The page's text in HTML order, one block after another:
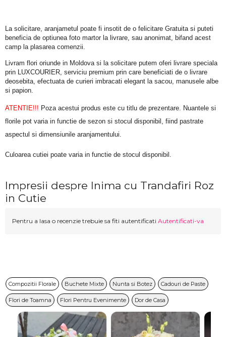
La solicitare, aranjametul poate fi insotit de o felicitare Gratuita si puteti
beneficia de optiunea foto martor la livrare, sau anonimat, bifand acest
camp la plasarea comenzii.
Livram flori oriunde in Moldova si la solicitare putem oferi livrare speciala
prin LUXCOURIER, serviciu premium prin care beneficiati de o livrare
deosebita, efectuata de curieri imbracati elegant la sacou, manusele albe
si papion.
ATENTIE!!! Poza acestui produs este cu titlu de prezentare. Nuantele si
florile pot varia in functie de sezon si stocul disponibil, fiind pastrate
aspectul si dimensiunile aranjamentului.
Culoarea cutiei poate varia in functie de stocul disponibil.
Impresii despre Inima cu Trandafiri Roz
in Cutie
Pentru a lasa o recenzie trebuie sa fiti autentificati Autentificati-va
Compozitii Florale Buchete Mixte Nunta si Botez Cadouri de Paste
Flori de Toamna Flori Pentru Evenimente Dor de Casa